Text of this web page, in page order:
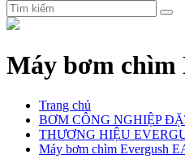
Máy bơm chìm
Trang chủ
BƠM CÔNG NGHIỆP
THƯƠNG HIỆU
Máy bơm chìm Evergush